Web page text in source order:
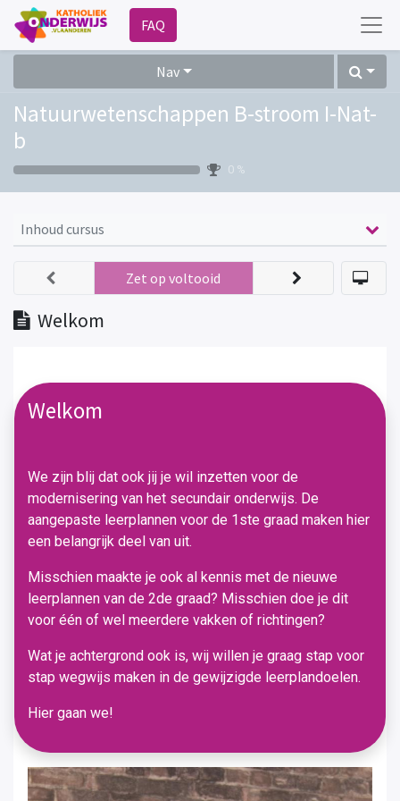
FAQ
Nav
Natuurwetenschappen B-stroom I-Nat-
b
0 %
Inhoud cursus
Welkom
Zet op voltooid
Welkom
We zijn blij dat ook jij je wil inzetten voor de
modernisering van het secundair onderwijs. De
aangepaste leerplannen voor de 1ste graad maken hier
een belangrijk deel van uit.
Misschien maakte je ook al kennis met de nieuwe
leerplannen van de 2de graad? Misschien doe je dit
voor één of wel meerdere vakken of richtingen?
Wat je achtergrond ook is, wij willen je graag stap voor
stap wegwijs maken in de gewijzigde leerplandoelen.
Hier gaan we!